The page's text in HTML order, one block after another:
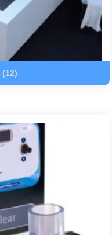
(12)